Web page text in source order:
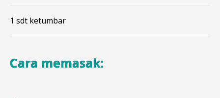
1 sdt ketumbar
Cara memasak: